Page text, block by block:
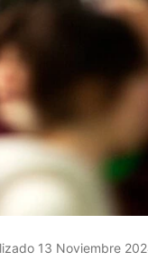
13 Noviembre